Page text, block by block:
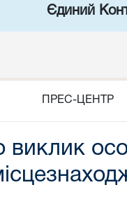
Єдиний
ПРЕС-ЦЕНТР